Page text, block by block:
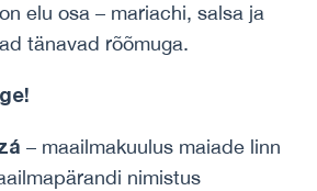
elu osa – mariachi, salsa ja
tänavad rõõmuga.
– maailmakuulus maiade linn
nimistus